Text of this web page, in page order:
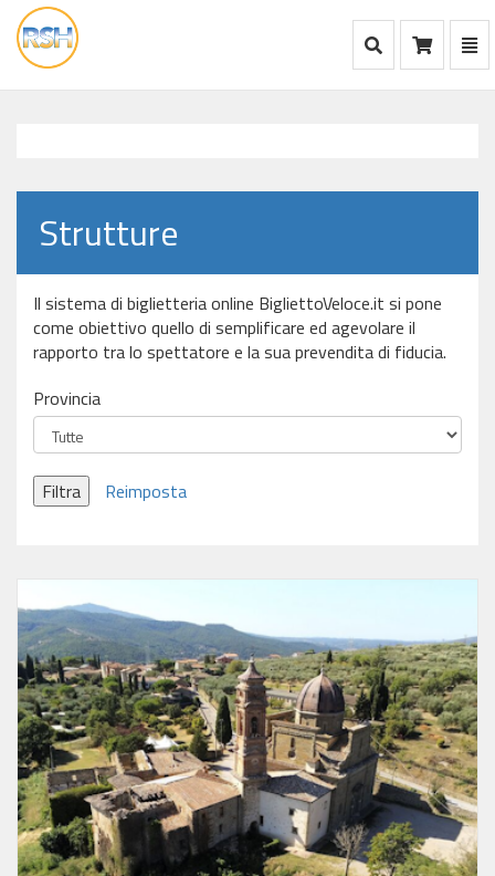
vai
alla
Mostra Ricerca
Strutture
Il sistema di biglietteria online BigliettoVeloce.it si pone
come obiettivo quello di semplificare ed agevolare il
rapporto tra lo spettatore e la sua prevendita di fiducia.
Provincia
Filtra Reimposta